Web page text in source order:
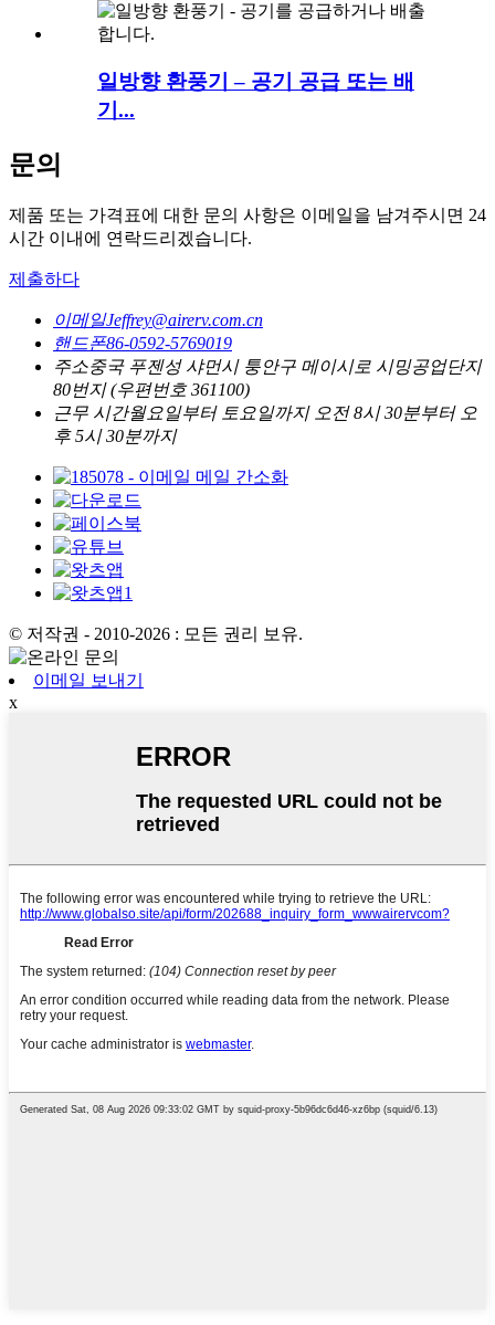
일방향 환풍기 – 공기 공급 또는 배
기...
문의
제품 또는 가격표에 대한 문의 사항은 이메일을 남겨주시면 24
시간 이내에 연락드리겠습니다.
제출하다
이메일Jeffrey@airerv.com.cn
핸드폰86-0592-5769019
주소중국 푸젠성 샤먼시 퉁안구 메이시로 시밍공업단지
80번지 (우편번호 361100)
근무 시간월요일부터 토요일까지 오전 8시 30분부터 오
후 5시 30분까지
© 저작권 - 2010-2026 : 모든 권리 보유.
이메일 보내기
x